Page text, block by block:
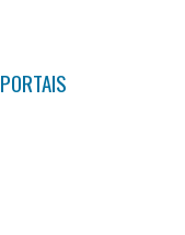
PORTAIS